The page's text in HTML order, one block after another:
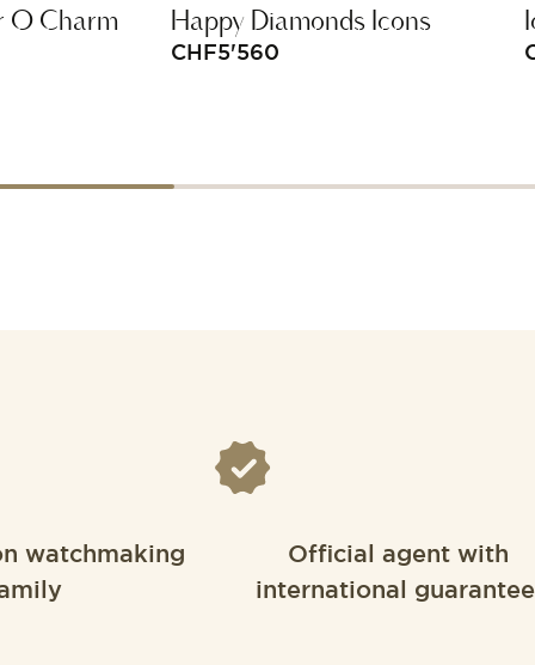
O Charm Happy Diamonds Icons
CHF5'560
watchmaking
Official agent with
international